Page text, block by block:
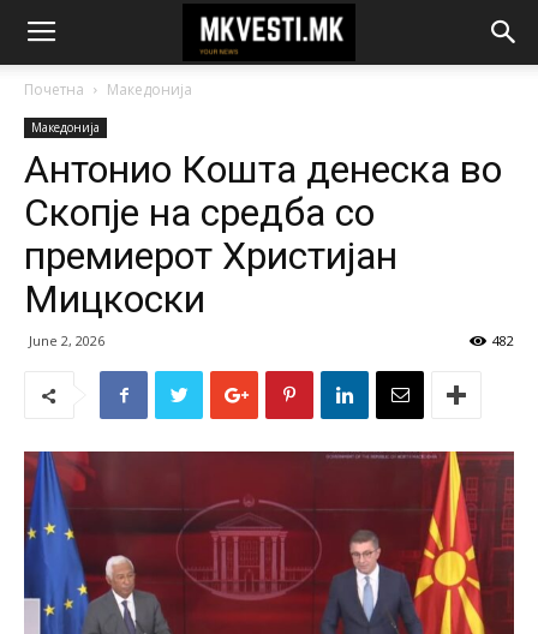
Почетна Македонија
Македонија
Антонио Кошта денеска во
Скопје на средба со
премиерот Христијан
Мицкоски
June 2, 2026 482